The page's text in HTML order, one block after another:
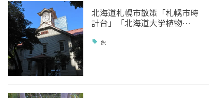
北海道札幌市散策「札幌市時
計台」「北海道大学植物…
旅